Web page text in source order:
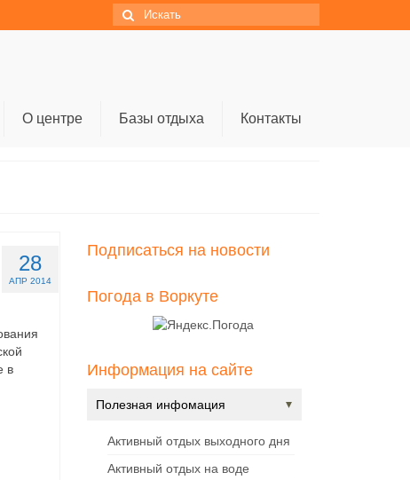
Искать:
О центре Базы отдыха Контакты
28
АПР 2014
в
Подписаться на новости
Погода в Воркуте
Информация на сайте
Полезная инфомация
Активный отдых выходного дня
Активный отдых на воде